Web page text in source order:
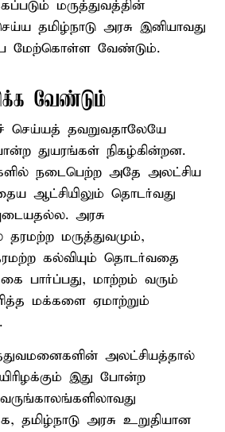
மருத்துவத்தின்
தமிழ்நாடு அரசு இனியாவது
மேற்கொள்ள வேண்டும்.
வேண்டும்
தவறுவதாலேயே
துயரங்கள் நிகழ்கின்றன.
நடைபெற்ற அதே அலட்சிய
ஆட்சியிலும் தொடர்வது
அரசு
மருத்துவமும்,
கல்வியும் தொடர்வதை
பார்ப்பது, மாற்றம் வரும்
மக்களை ஏமாற்றும்
அலட்சியத்தால்
இது போன்ற
தமிழ்நாடு அரசு உறுதியான